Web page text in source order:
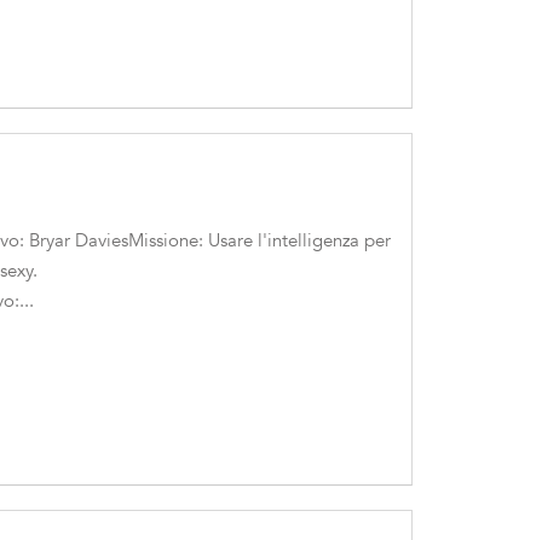
Bryar DaviesMissione: Usare l'intelligenza per